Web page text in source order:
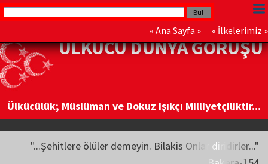
« Ana Sayfa » « İlkelerimiz »
ÜLKÜCÜ DÜNYA GÖRÜŞÜ
Ülkücülük; Müslüman ve Dokuz Işıkçı Milliyetçiliktir...
"...Şehitlere ölüler demeyin. Bilakis Onlar diridirler..."